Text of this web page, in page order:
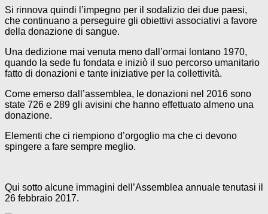
Si rinnova quindi l’impegno per il sodalizio dei due paesi,
che continuano a perseguire gli obiettivi associativi a favore
della donazione di sangue.
Una dedizione mai venuta meno dall’ormai lontano 1970,
quando la sede fu fondata e iniziò il suo percorso umanitario
fatto di donazioni e tante iniziative per la collettività.
Come emerso dall’assemblea, le donazioni nel 2016 sono
state 726 e 289 gli avisini che hanno effettuato almeno una
donazione.
Elementi che ci riempiono d’orgoglio ma che ci devono
spingere a fare sempre meglio.
Qui sotto alcune immagini dell’Assemblea annuale tenutasi il
26 febbraio 2017.